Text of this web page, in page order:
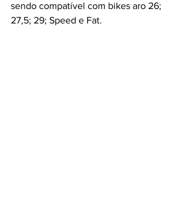
sendo compatível com bikes aro 26;
27,5; 29; Speed e Fat.